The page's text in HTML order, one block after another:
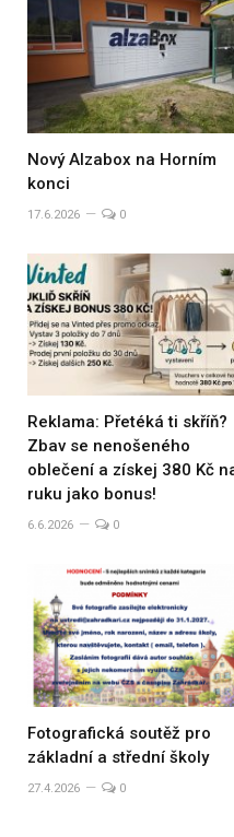
Nový Alzabox na Horním
konci
17.6.2026 0
Reklama: Přetéká ti skříň?
Zbav se nenošeného
oblečení a získej 380 Kč
ruku jako bonus!
6.6.2026 0
Fotografická soutěž pro
základní a střední školy
27.4.2026 0